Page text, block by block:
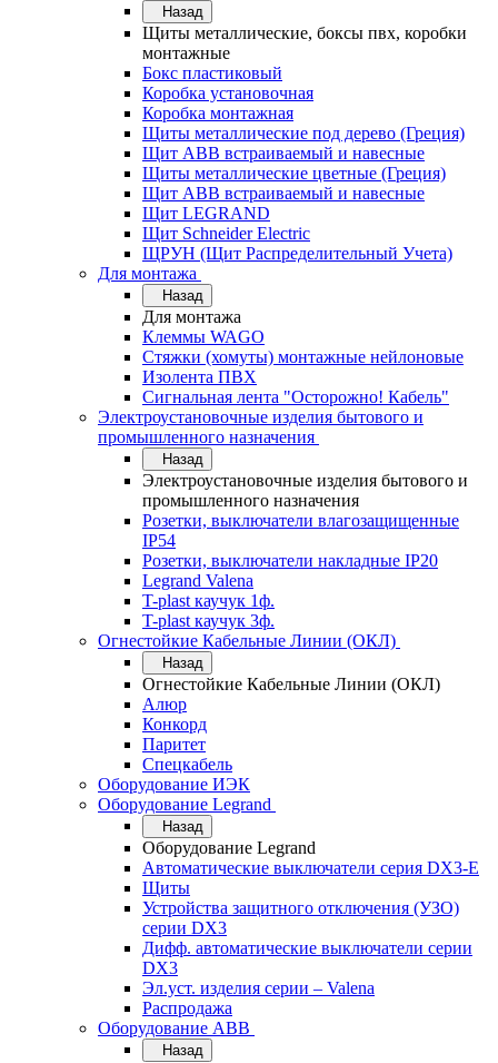
Назад
Щиты металлические, боксы пвх, коробки
монтажные
Бокс пластиковый
Коробка установочная
Коробка монтажная
Щиты металлические под дерево (Греция)
Щит ABB встраиваемый и навесные
Щиты металлические цветные (Греция)
Щит ABB встраиваемый и навесные
Щит LEGRAND
Щит Schneider Electric
ЩРУН (Щит Распределительный Учета)
Для монтажа
Назад
Для монтажа
Клеммы WAGO
Стяжки (хомуты) монтажные нейлоновые
Изолента ПВХ
Сигнальная лента "Осторожно! Кабель"
Электроустановочные изделия бытового и
промышленного назначения
Назад
Электроустановочные изделия бытового и
промышленного назначения
Розетки, выключатели влагозащищенные
IP54
Розетки, выключатели накладные IP20
Legrand Valena
T-plast каучук 1ф.
T-plast каучук 3ф.
Огнестойкие Кабельные Линии (ОКЛ)
Назад
Огнестойкие Кабельные Линии (ОКЛ)
Алюр
Конкорд
Паритет
Спецкабель
Оборудование ИЭК
Оборудование Legrand
Назад
Оборудование Legrand
Автоматические выключатели серия DX3-E
Щиты
Устройства защитного отключения (УЗО)
серии DX3
Дифф. автоматические выключатели серии
DX3
Эл.уст. изделия серии – Valena
Распродажа
Оборудование АВВ
Назад